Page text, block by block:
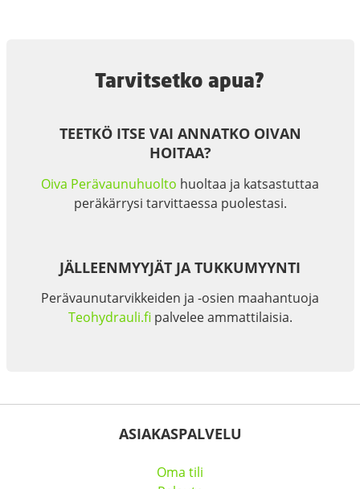
Tarvitsetko apua?
TEETKÖ ITSE VAI ANNATKO OIVAN
HOITAA?
Oiva Perävaunuhuolto huoltaa ja katsastuttaa
peräkärrysi tarvittaessa puolestasi.
JÄLLEENMYYJÄT JA TUKKUMYYNTI
Perävaunutarvikkeiden ja -osien maahantuoja
Teohydrauli.fi palvelee ammattilaisia.
ASIAKASPALVELU
Oma tili